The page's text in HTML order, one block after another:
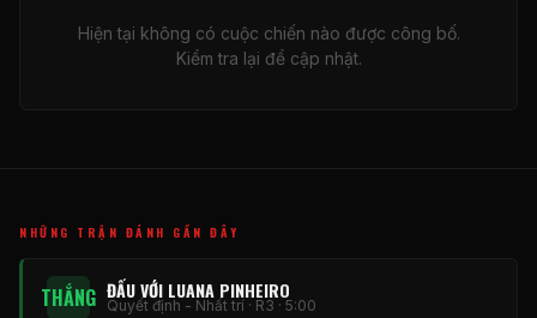
Hiện tại không có cuộc chiến nào được công bố.
Kiểm tra lại để cập nhật.
NHỮNG TRẬN ĐÁNH GẦN ĐÂY
THẮNG ĐẤU VỚI LUANA PINHEIRO
Quyết định - Nhất trí · R3 · 5:00